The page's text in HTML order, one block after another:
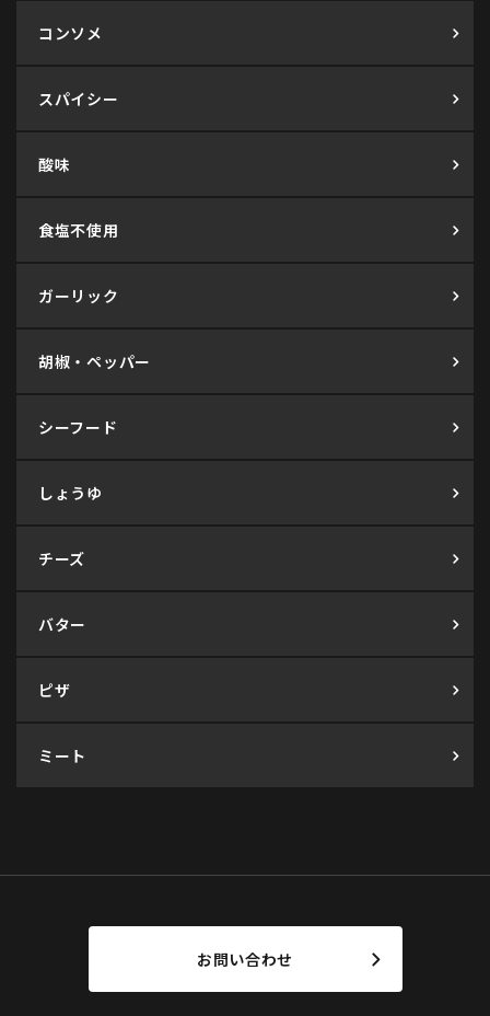
コンソメ
スパイシー
酸味
食塩不使用
ガーリック
胡椒・ペッパー
シーフード
しょうゆ
チーズ
バター
ピザ
ミート
お問い合わせ